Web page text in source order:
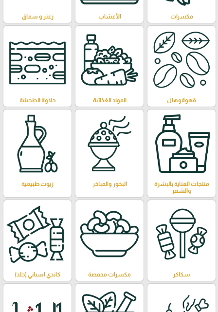
مكسرات الأعشاب زعتر و سماق
قهوةوهال المواد الغذائية حلاوة الطحينية
منتجات العناية بالبشرة
والشعر
البخور والمباخر زيوت طبيعية
سكاكر مكسرات محمصة كاندي اسباني (جلد)